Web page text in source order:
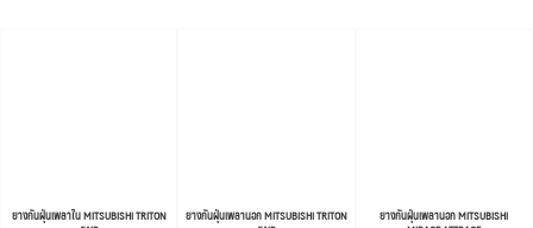
ยางกันฝุ่นเพลาใน MITSUBISHI TRITON
ยางกันฝุ่นเพลานอก MITSUBISHI TRITON
ยางกันฝุ่นเพลานอก MITSUBISHI